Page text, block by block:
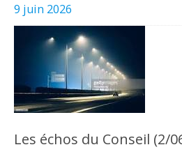
9 juin 2026
Les échos du Conseil (2/